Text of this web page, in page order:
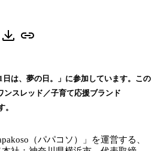
は、夢の日。」に参加しています。この
ンスレッド／子育て応援ブランド
（パパコソ）」を運営する、